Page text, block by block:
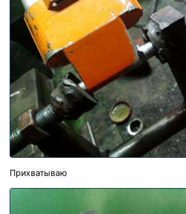
Прихватываю